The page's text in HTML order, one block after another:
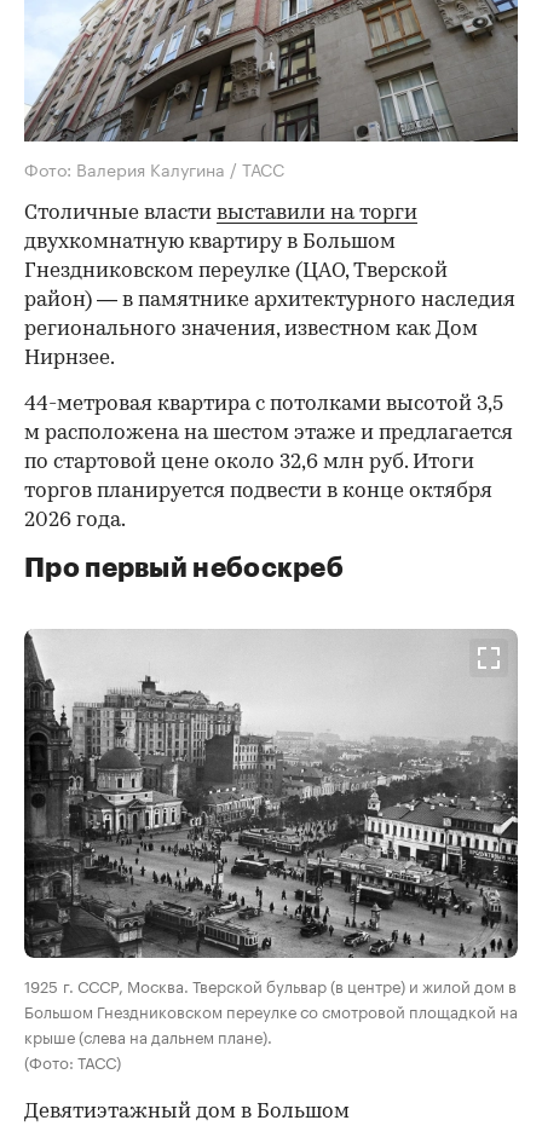
Фото: Валерия Калугина / ТАСС
Столичные власти выставили на торги
двухкомнатную квартиру в Большом
Гнездниковском переулке (ЦАО, Тверской
район) — в памятнике архитектурного наследия
регионального значения, известном как Дом
Нирнзее.
44-метровая квартира с потолками высотой 3,5
м расположена на шестом этаже и предлагается
по стартовой цене около 32,6 млн руб. Итоги
торгов планируется подвести в конце октября
2026 года.
Про первый небоскреб
00:00 / 00:00
1925 г. СССР, Москва. Тверской бульвар (в центре) и жилой дом в
Большом Гнездниковском переулке со смотровой площадкой на
крыше (слева на дальнем плане).
(Фото: ТАСС)
Девятиэтажный дом в Большом